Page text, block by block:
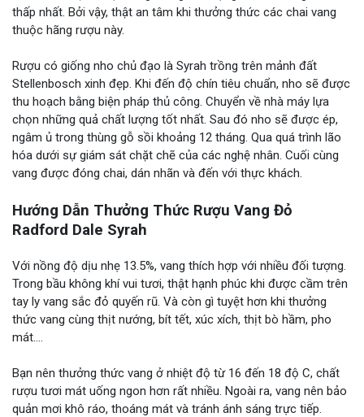
thấp nhất. Bởi vậy, thật an tâm khi thưởng thức các chai vang
thuộc hãng rượu này.
Rượu có giống nho chủ đạo là Syrah trồng trên mảnh đất
Stellenbosch xinh đẹp. Khi đến độ chín tiêu chuẩn, nho sẽ được
thu hoạch bằng biện pháp thủ công. Chuyển về nhà máy lựa
chọn những quả chất lượng tốt nhất. Sau đó nho sẽ được ép,
ngâm ủ trong thùng gỗ sồi khoảng 12 tháng. Qua quá trình lão
hóa dưới sự giám sát chặt chẽ của các nghệ nhân. Cuối cùng
vang được đóng chai, dán nhãn và đến với thực khách.
Hướng Dẫn Thưởng Thức Rượu Vang Đỏ
Radford Dale Syrah
Với nồng độ dịu nhẹ 13.5%, vang thích hợp với nhiều đối tượng.
Trong bầu không khí vui tươi, thật hạnh phúc khi được cầm trên
tay ly vang sắc đỏ quyến rũ. Và còn gì tuyệt hơn khi thưởng
thức vang cùng thịt nướng, bít tết, xúc xích, thịt bò hầm, pho
mát….
Bạn nên thưởng thức vang ở nhiệt độ từ 16 đến 18 độ C, chất
rượu tươi mát uống ngon hơn rất nhiều. Ngoài ra, vang nên bảo
quản mơi khô ráo, thoáng mát và tránh ánh sáng trực tiếp.